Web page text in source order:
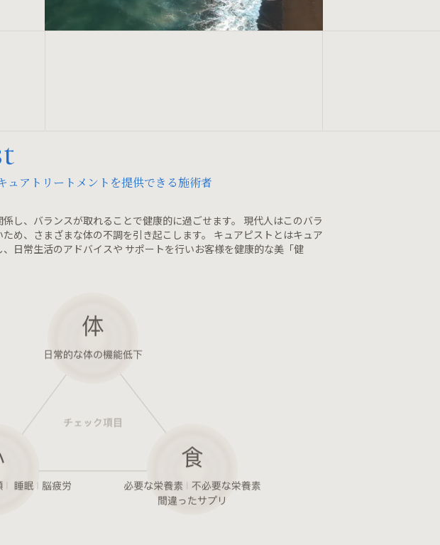
ュアトリートメントを提供できる施術者
し、バランスが取れることで健康的に過ごせます。 現代人はこのバラ
め、さまざまな体の不調を引き起こします。 キュアピストとはキュア
、日常生活のアドバイスや サポートを行いお客様を健康的な美「健